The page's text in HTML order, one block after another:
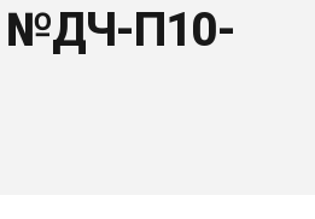
№ДЧ-П10-